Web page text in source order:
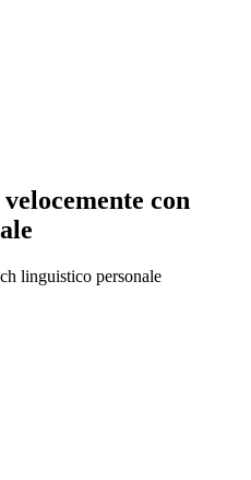
con
linguistico personale